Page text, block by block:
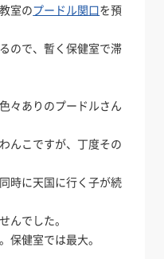
室のプードル関口を預
ので、暫く保健室で滞
々ありのプードルさん
んこですが、丁度その
時に天国に行く子が続
んでした。
保健室では最大。